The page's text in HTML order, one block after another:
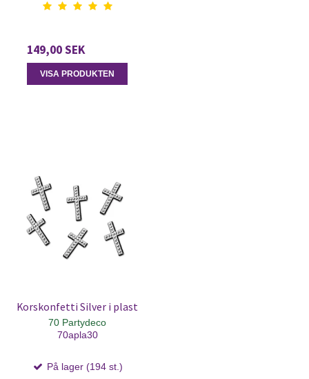
149,00 SEK
VISA PRODUKTEN
Korskonfetti Silver i plast
70 Partydeco
70apla30
På lager (194 st.)